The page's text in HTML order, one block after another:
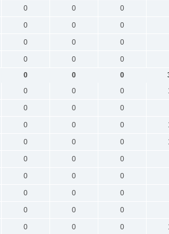
0 0 0
0 0 0
0 0 0
0 0
0
0 0 0
0 0 0
0 0 0
0 0 0
0 0 0
0 0 0
0 0 0
0 0 0
0 0 0
0 0 0